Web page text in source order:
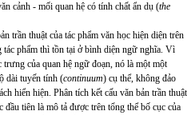
cảnh - mối quan hệ có tính chất ẩn dụ (the
trần thuật của tác phẩm văn học hiện diện trên
phẩm thì tồn tại ở bình diện ngữ nghĩa. Vì
trưng của quan hệ ngữ đoạn, nó là một một
dài tuyến tính (continuum) cụ thể, không đảo
hiển hiện. Phân tích kết cấu văn bản trần thuật
tiên là mô tả được trên tổng thể bố cục của